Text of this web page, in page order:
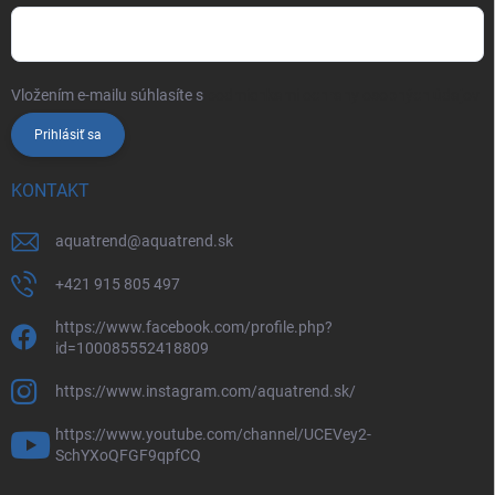
Vložením e-mailu súhlasíte s
Prihlásiť sa
KONTAKT
aquatrend@aquatrend.sk
+421 915 805 497
https://www.facebook.com/profile.php?
id=100085552418809
https://www.instagram.com/aquatrend.sk/
https://www.youtube.com/channel/UCEVey2-
SchYXoQFGF9qpfCQ